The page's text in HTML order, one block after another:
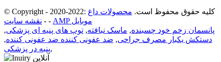
© Copyright - 2020-2022: کلیه حقوق محفوظ است. محصولات داغ
- نقشه سایت -
AMP موبایل
پانسمان زخم خود چسبنده, ماسک نبافته, توپ های پنبه ای پزشکی,
دستکش یکبار مصرف جراحی, ضد عفونی کننده ضد عفونی کننده,
پنبه در پزشکی,